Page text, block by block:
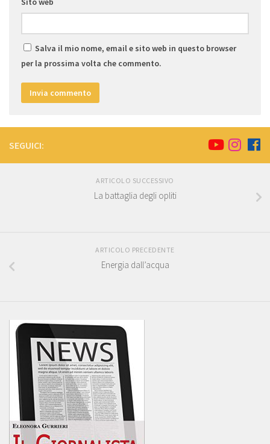
Salva il mio nome, email e sito web in questo browser
per la prossima volta che commento.
SEGUICI:
ARTICOLO SUCCESSIVO
La battaglia degli opliti
ARTICOLO PRECEDENTE
Energia dall’acqua